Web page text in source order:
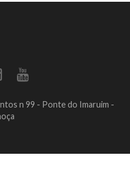
n 99 - Ponte do Imaruim -